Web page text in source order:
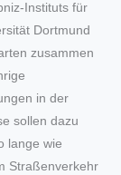
Instituts für
Dortmund
zusammen
in der
sollen dazu
lange wie
Straßenverkehr